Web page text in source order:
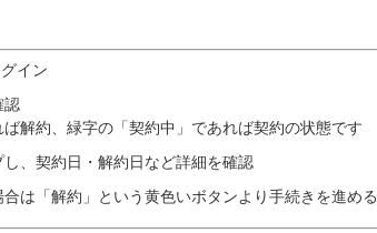
イン
認
、緑字の「契約中」であれば契約の状態です
、契約日・解約日など詳細を確認
は「解約」という黄色いボタンより手続きを進める